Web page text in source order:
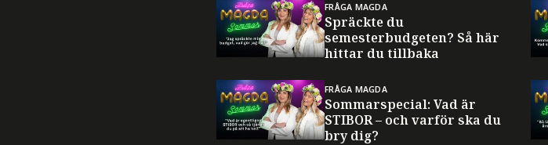
FRÅGA MAGDA
Spräckte du
semesterbudgeten? Så här
hittar du tillbaka
FRÅGA MAGDA
Sommarspecial: Vad är
STIBOR – och varför ska du
bry dig?